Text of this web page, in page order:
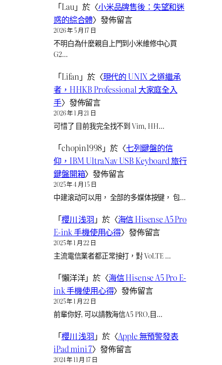
「Lau」於〈小米品牌售後：失望和迷
惑的綜合體〉發佈留言
2026 年 5 月 17 日
不明白為什麼親自上門到小米維修中心買
G2…
「Lifan 」於〈現代的 UNIX 之道繼承
者，HHKB Professional 大家庭全入
手〉發佈留言
2026 年 1 月 21 日
可惜了 目前我完全找不到 Vim, HH…
「chopin1998 」於〈七列鍵盤的信
仰，IBM UltraNav USB Keyboard 旅行
鍵盤開箱〉發佈留言
2025 年 4 月 15 日
中建滚动可以用， 全部的多媒体按键， 包…
「櫻川 浅羽 」於〈海信 Hisense A5 Pro
E-ink 手機使用心得〉發佈留言
2025 年 1 月 22 日
主流電信業者都正常接打，對 VoLTE …
「懶洋洋」於〈海信 Hisense A5 Pro E-
ink 手機使用心得〉發佈留言
2025 年 1 月 22 日
前輩你好, 可以請教海信A5 PRO,目…
「櫻川 浅羽 」於〈Apple 無預警發表
iPad mini 7〉發佈留言
2024 年 11 月 17 日